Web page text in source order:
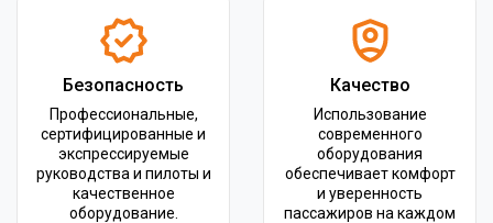
Безопасность
Профессиональные,
сертифицированные и
экспрессируемые
руководства и пилоты и
качественное
оборудование.
Качество
Использование
современного
оборудования
обеспечивает комфорт
и уверенность
пассажиров на каждом